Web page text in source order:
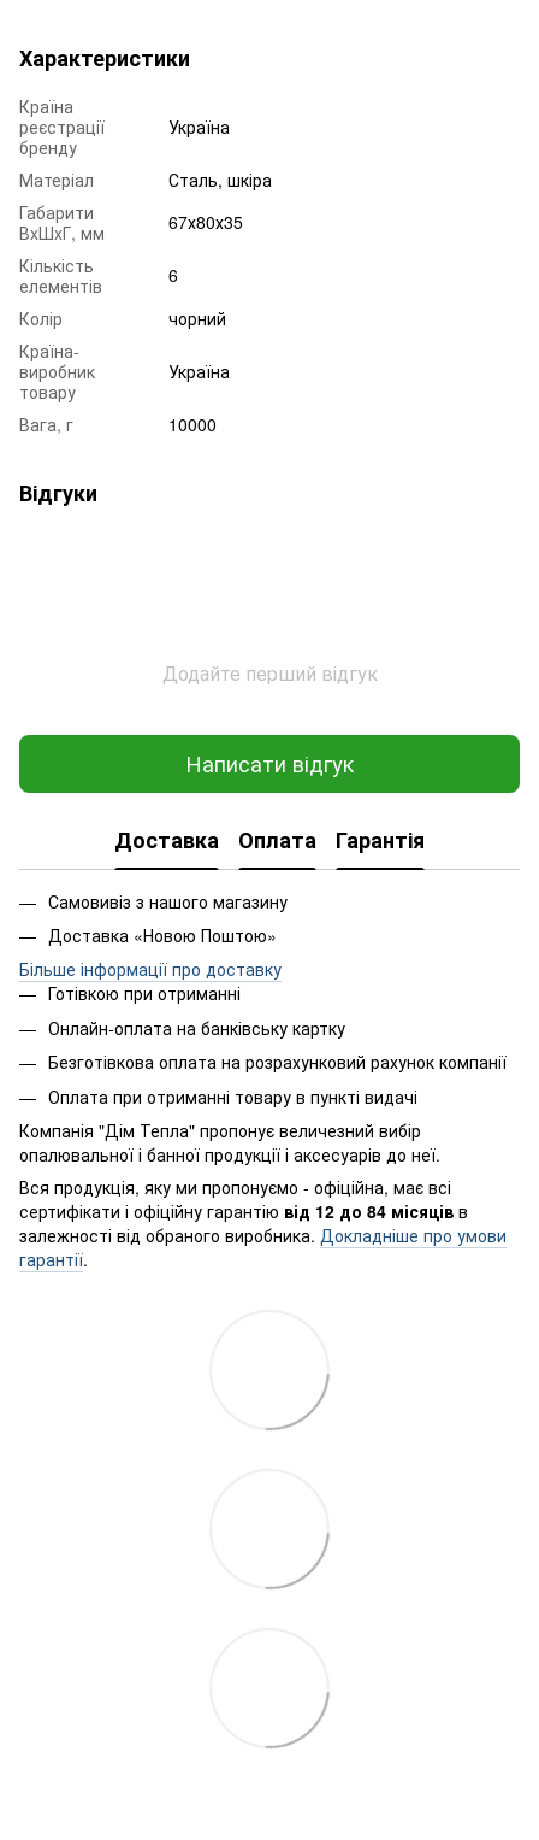
Характеристики
Країна
реєстрації
бренду
Україна
Матеріал
Сталь, шкіра
Габарити
ВxШxГ, мм
67х80х35
Кількість
елементів
6
Колір
чорний
Країна-
виробник
товару
Україна
Вага, г 10000
Відгуки
Додайте перший відгук
Написати відгук
Доставка Оплата Гарантія
Самовивіз з нашого магазину
Доставка «Новою Поштою»
Більше інформації про доставку
Готівкою при отриманні
Онлайн-оплата на банківську картку
Безготівкова оплата на розрахунковий рахунок компанії
Оплата при отриманні товару в пункті видачі
Компанія "Дім Тепла" пропонує величезний вибір
опалювальної і банної продукції і аксесуарів до неї.
Вся продукція, яку ми пропонуємо - офіційна, має всі
сертифікати і офіційну гарантію від 12 до 84 місяців в
залежності від обраного виробника. Докладніше про умови
гарантії.